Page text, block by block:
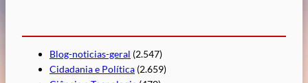
Blog-noticias-geral (2.547)
Cidadania e Política (2.659)